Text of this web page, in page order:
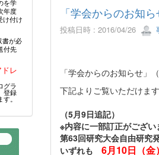
「学会からのお知
投稿日時 : 2016/04/26
「学会からのお知らせ」
下記よりご覧いただけます
（5月9日追記）
※内容に一部訂正がござい
第63回研究大会自由研究
いずれも 6月10日（金
を学
年度
け付け
書が必
付先
レ
グラ
登録
す。